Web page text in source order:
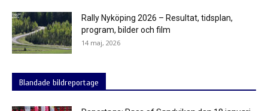
Rally Nyköping 2026 – Resultat, tidsplan,
program, bilder och film
14 maj, 2026
Blandade bildreportage